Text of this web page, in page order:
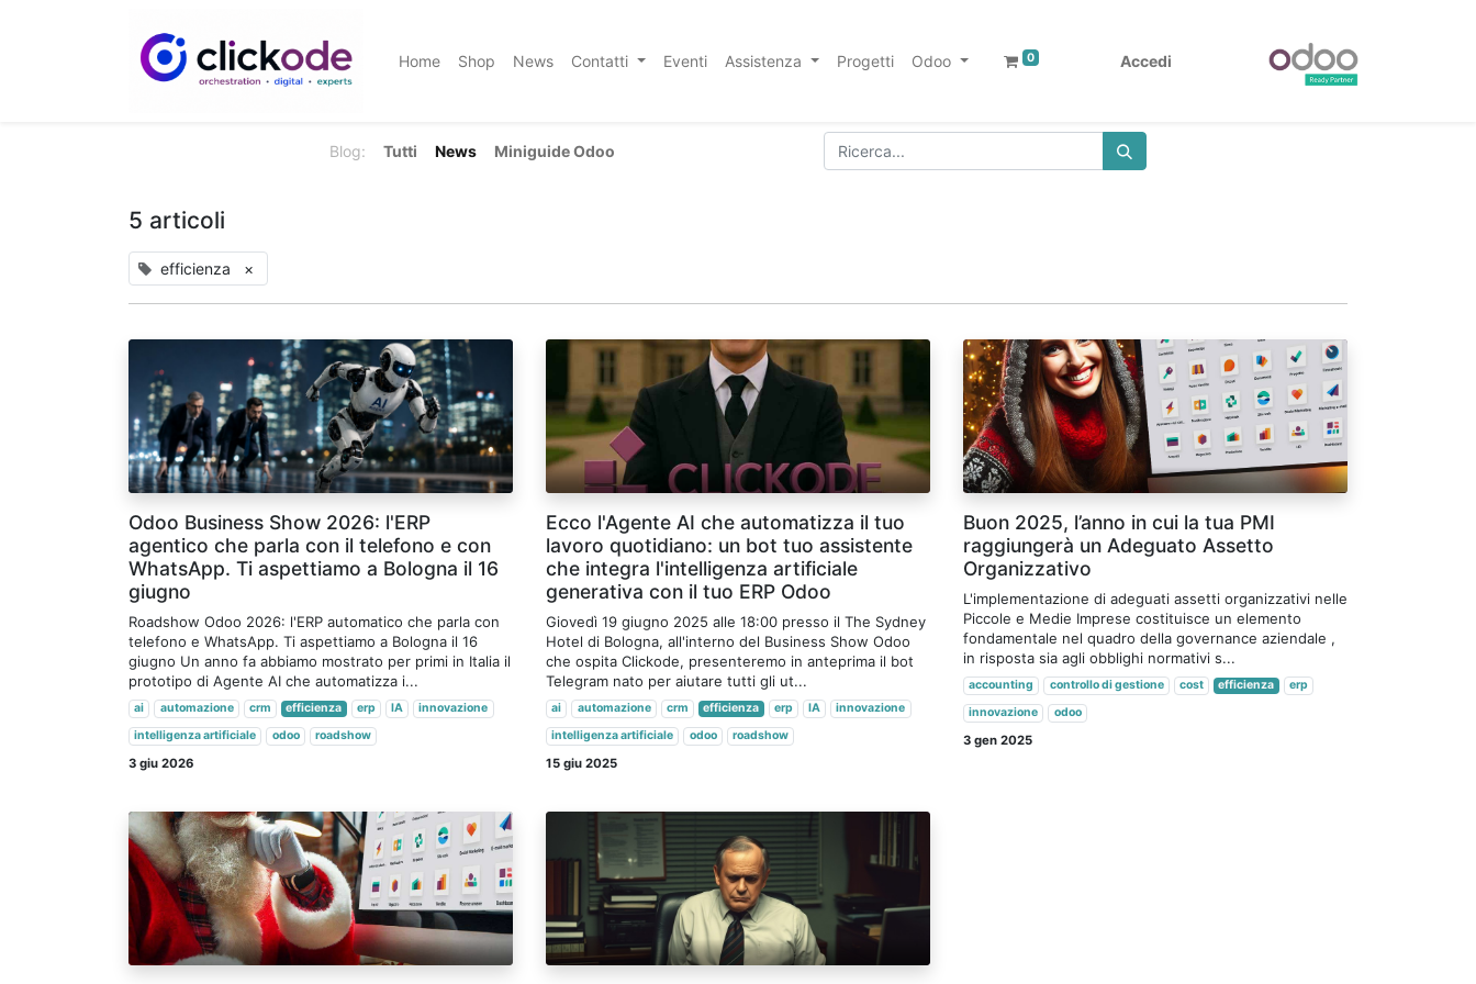
Home Shop News Contatti Eventi Assistenza Progetti Odoo 0 Accedi
Blog: Tutti News Miniguide Odoo
5 articoli
efficienza ×
Odoo Business Show 2026: l'ERP
agentico che parla con il telefono e con
WhatsApp. Ti aspettiamo a Bologna il 16
giugno
Roadshow Odoo 2026: l'ERP automatico che parla con
telefono e WhatsApp. Ti aspettiamo a Bologna il 16
giugno Un anno fa abbiamo mostrato per primi in Italia il
prototipo di Agente AI che automatizza i...
ai automazione crm efficienza erp IA
innovazione
intelligenza artificiale
odoo roadshow
3 giu 2026
Ecco l'Agente AI che automatizza il tuo
lavoro quotidiano: un bot tuo assistente
che integra l'intelligenza artificiale
generativa con il tuo ERP Odoo
Giovedì 19 giugno 2025 alle 18:00 presso il The Sydney
Hotel di Bologna, all'interno del Business Show Odoo
che ospita Clickode, presenteremo in anteprima il bot
Telegram nato per aiutare tutti gli ut...
ai automazione crm efficienza erp IA
innovazione
intelligenza artificiale
odoo roadshow
15 giu 2025
Buon 2025, l’anno in cui la tua PMI
raggiungerà un Adeguato Assetto
Organizzativo
L'implementazione di adeguati assetti organizzativi nelle
Piccole e Medie Imprese costituisce un elemento
fondamentale nel quadro della governance aziendale ,
in risposta sia agli obblighi normativi s...
accounting controllo di gestione cost efficienza
erp
innovazione
odoo
3 gen 2025